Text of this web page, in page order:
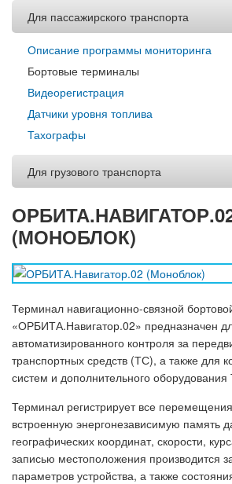
Для пассажирского транспорта
Описание программы мониторинга
Бортовые терминалы
Видеорегистрация
Датчики уровня топлива
Тахографы
Для грузового транспорта
(МОНОБЛОК)
Терминал навигационно-связной
«ОРБИТА.Навигатор.02» предназначен
автоматизированного контроля за
транспортных средств (ТС), а также для
систем и дополнительного
Терминал регистрирует все
встроенную энергонезависимую память
географических координат, скорости,
записью местоположения производится
параметров устройства, а также